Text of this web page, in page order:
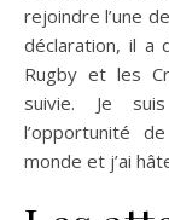
rejoindre l’une
déclaration, il a
Rugby et les
suivie. Je suis
l’opportunité
monde et j’ai